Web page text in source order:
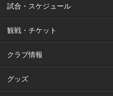
試合・スケジュール
観戦・チケット
クラブ情報
グッズ